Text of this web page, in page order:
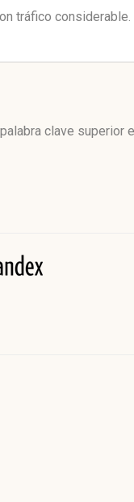
tráfico considerable.
clave superior